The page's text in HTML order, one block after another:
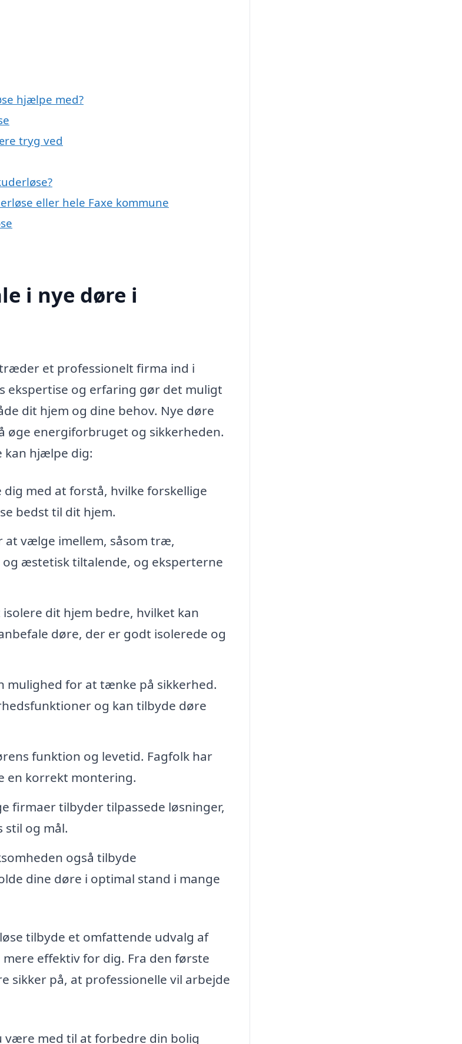
hjælpe med?
tryg ved
eller hele Faxe kommune
i nye døre i
et professionelt firma ind i
ekspertise og erfaring gør det muligt
dit hjem og dine behov. Nye døre
øge energiforbruget og sikkerheden.
kan hjælpe dig:
med at forstå, hvilke forskellige
bedst til dit hjem.
at vælge imellem, såsom træ,
æstetisk tiltalende, og eksperterne
dit hjem bedre, hvilket kan
døre, der er godt isolerede og
mulighed for at tænke på sikkerhed.
og kan tilbyde døre
funktion og levetid. Fagfolk har
en korrekt montering.
firmaer tilbyder tilpassede løsninger,
stil og mål.
også tilbyde
dine døre i optimal stand i mange
tilbyde et omfattende udvalg af
effektiv for dig. Fra den første
sikker på, at professionelle vil arbejde
være med til at forbedre din bolig